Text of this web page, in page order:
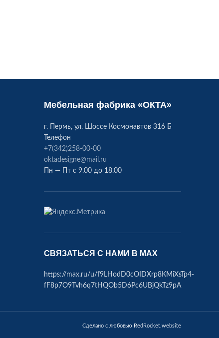
Мебельная фабрика «ОКТА»
г. Пермь, ул. Шоссе Космонавтов 316 Б
Телефон
+7(342)258-00-00
oktadesigne@mail.ru
Пн — Пт с 9.00 до 18.00
СВЯЗАТЬСЯ С НАМИ В МАХ
https://max.ru/u/f9LHodD0cOIDXrp8KMiXsTp4-
fF8p7O9Tvh6q7tHQOb5D6Pc6UBjQkTz9pA
Сделано с любовью RedRocket.website